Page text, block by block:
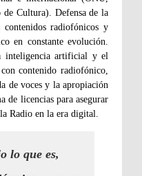
Cultura). Defensa de la
radiofónicos y
en constante evolución.
inteligencia artificial y el
contenido radiofónico,
de voces y la apropiación
de licencias para asegurar
Radio en la era digital.
lo que es,